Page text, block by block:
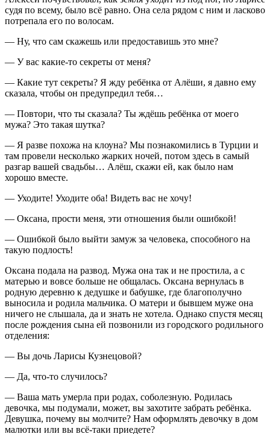
судя по всему, было всё равно. Она села рядом с ним и ласково
потрепала его по волосам.
— Ну, что сам скажешь или предоставишь это мне?
— У вас какие-то секреты от меня?
— Какие тут секреты? Я жду ребёнка от Алёши, я давно ему
сказала, чтобы он предупредил тебя…
— Повтори, что ты сказала? Ты ждёшь ребёнка от моего
мужа? Это такая шутка?
— Я разве похожа на клоуна? Мы познакомились в Турции и
там провели несколько жарких ночей, потом здесь в самый
разгар вашей свадьбы… Алёш, скажи ей, как было нам
хорошо вместе.
— Уходите! Уходите оба! Видеть вас не хочу!
— Оксана, прости меня, эти отношения были ошибкой!
— Ошибкой было выйти замуж за человека, способного на
такую подлость!
Оксана подала на развод. Мужа она так и не простила, а с
матерью и вовсе больше не общалась. Оксана вернулась в
родную деревню к дедушке и бабушке, где благополучно
выносила и родила мальчика. О матери и бывшем муже она
ничего не слышала, да и знать не хотела. Однако спустя месяц
после рождения сына ей позвонили из городского родильного
отделения:
— Вы дочь Ларисы Кузнецовой?
— Да, что-то случилось?
— Ваша мать умерла при родах, соболезную. Родилась
девочка, мы подумали, может, вы захотите забрать ребёнка.
Девушка, почему вы молчите? Нам оформлять девочку в дом
малютки или вы всё-таки приедете?